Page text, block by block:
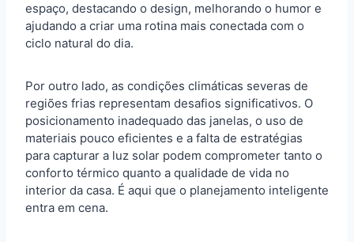
espaço, destacando o design, melhorando o humor e
ajudando a criar uma rotina mais conectada com o
ciclo natural do dia.
Por outro lado, as condições climáticas severas de
regiões frias representam desafios significativos. O
posicionamento inadequado das janelas, o uso de
materiais pouco eficientes e a falta de estratégias
para capturar a luz solar podem comprometer tanto o
conforto térmico quanto a qualidade de vida no
interior da casa. É aqui que o planejamento inteligente
entra em cena.